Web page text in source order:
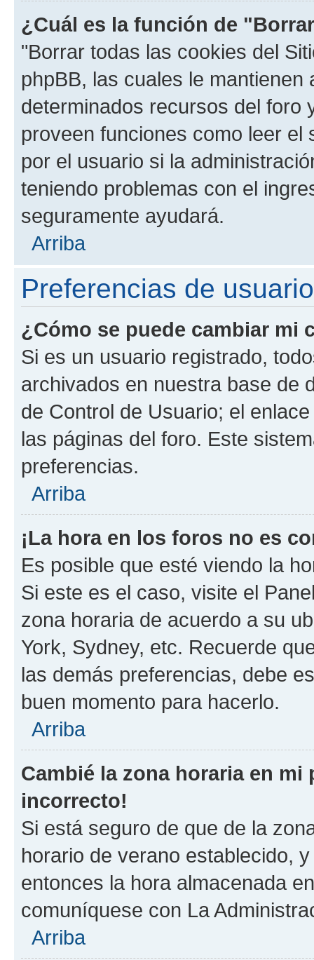
¿Cuál es la función de
"Borrar todas las cookies del
phpBB, las cuales le
determinados recursos del foro
proveen funciones como leer el
por el usuario si la
teniendo problemas con el
seguramente ayudará.
Arriba
Preferencias de
¿Cómo se puede cambiar mi
Si es un usuario registrado,
archivados en nuestra base de
de Control de Usuario; el
las páginas del foro. Este
preferencias.
Arriba
¡La hora en los foros no es
Es posible que esté viendo la
Si este es el caso, visite el
zona horaria de acuerdo a su
York, Sydney, etc. Recuerde
las demás preferencias, debe
buen momento para hacerlo.
Arriba
Cambié la zona horaria en
incorrecto!
Si está seguro de que de la
horario de verano establecido,
entonces la hora almacenada
comuníquese con La
Arriba